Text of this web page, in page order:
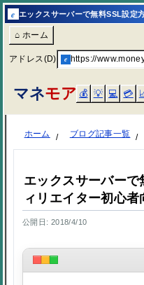
e
⌂ ホーム
アドレス(D) e https://
マネモア 💰 💡 💻 💳
ホーム ブログ記事一覧
エックスサーバー
ィリエイター初心者
公開日: 2018/4/10